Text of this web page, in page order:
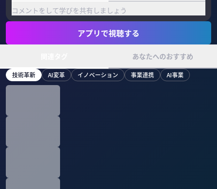
コメントをして学びを共有しましょう
アプリで視聴する
あなたへのおすすめ
技術革新 AI変革 イノベーション 事業連携 AI事業